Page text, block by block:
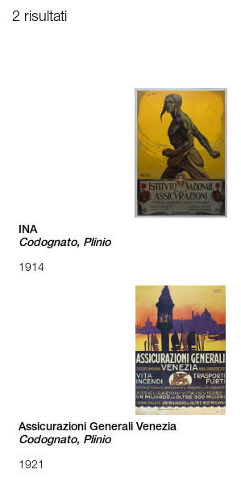
2 risultati
INA
Codognato, Plinio
1914
Assicurazioni Generali Venezia
Codognato, Plinio
1921